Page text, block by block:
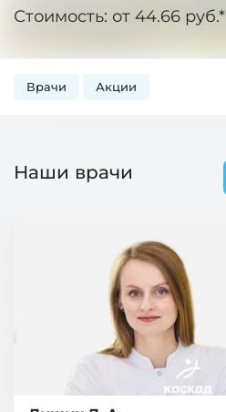
Стоимость: от 44.66 руб.*
Врачи Акции
Наши врачи